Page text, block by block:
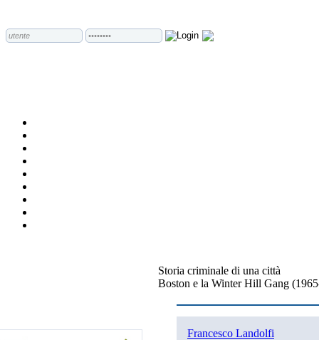
Storia criminale di una città
Boston e la Winter Hill Gang
Francesco Landolfi